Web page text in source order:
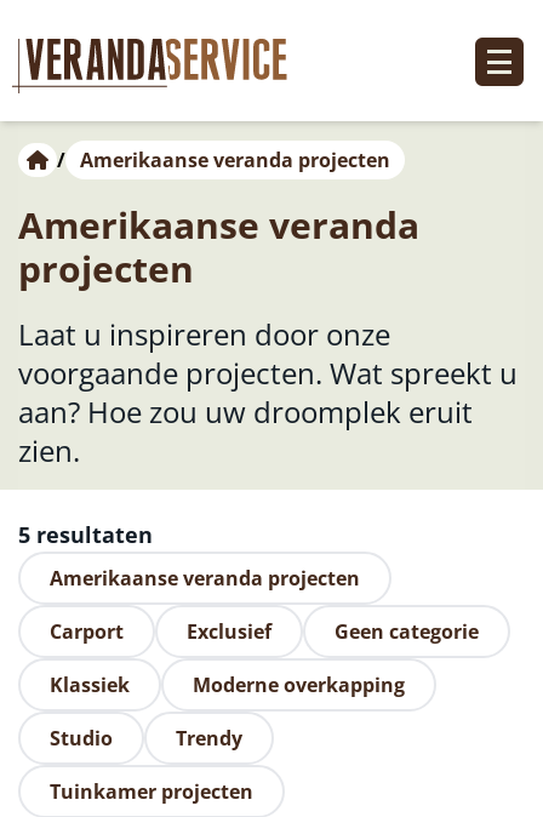
/ Amerikaanse veranda projecten
Amerikaanse veranda
projecten
Laat u inspireren door onze
voorgaande projecten. Wat spreekt u
aan? Hoe zou uw droomplek eruit
zien.
5 resultaten
Amerikaanse veranda projecten
Carport
Exclusief
Geen categorie
Klassiek
Moderne overkapping
Studio
Trendy
Tuinkamer projecten